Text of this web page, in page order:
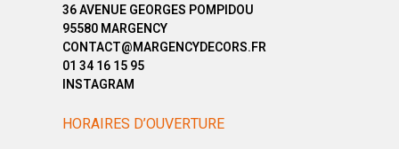
36 AVENUE GEORGES POMPIDOU
95580 MARGENCY
CONTACT@MARGENCYDECORS.FR
01 34 16 15 95
INSTAGRAM
HORAIRES D’OUVERTURE